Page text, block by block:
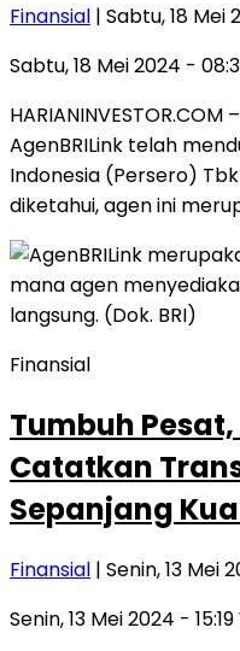
Finansial | Sabtu, 18 Mei
Sabtu, 18 Mei 2024 -
AgenBRILink telah
Indonesia (Persero)
diketahui, agen ini
Finansial
Tumbuh Pesat,
Catatkan
Sepanjang
Finansial | Senin, 13 Mei
Senin, 13 Mei 2024 - 15:19